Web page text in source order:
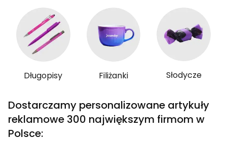
Długopisy Filiżanki Słodycze
Dostarczamy personalizowane artykuły
reklamowe 300 największym firmom w
Polsce: